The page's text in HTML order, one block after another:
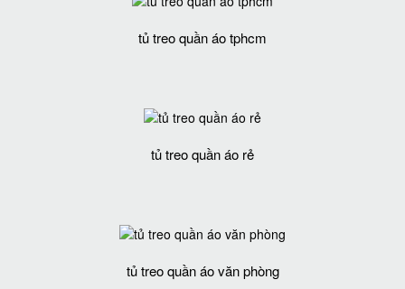
tủ treo quần áo tphcm
tủ treo quần áo rẻ
tủ treo quần áo văn phòng